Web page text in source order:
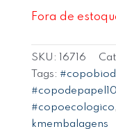
Fora de
SKU: 16716
Tags:
#copoecologico,
kmembalagens